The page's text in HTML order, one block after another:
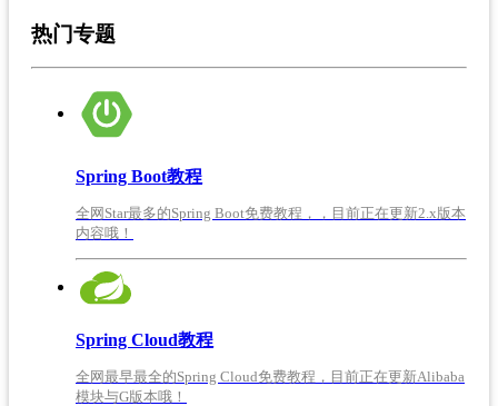
热门专题
Spring Boot教程
全网Star最多的Spring Boot免费教程，，目前正在更新2.x版本
内容哦！
Spring Cloud教程
全网最早最全的Spring Cloud免费教程，目前正在更新Alibaba
模块与G版本哦！